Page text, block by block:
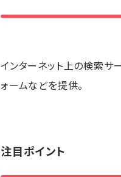
インターネット上の検索サ
ォームなどを提供。
注目ポイント